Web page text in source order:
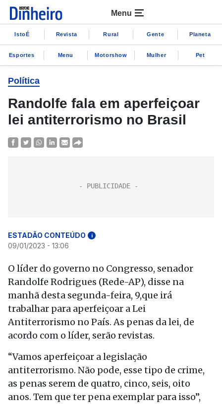
Menu
IstoÉ Revista Rural Gente Planeta
Esportes Menu Motorshow Mulher Pet
Política
Randolfe fala em aperfeiçoar
lei antiterrorismo no Brasil
ESTADÃO CONTEÚDO i
09/01/2023 - 13:06
O líder do governo no Congresso, senador
Randolfe Rodrigues (Rede-AP), disse na
manhã desta segunda-feira, 9,que irá
trabalhar para aperfeiçoar a Lei
Antiterrorismo no País. As penas da lei, de
acordo com o líder, serão revistas.
“Vamos aperfeiçoar a legislação
antiterrorismo. Não pode, esse tipo de crime,
as penas serem de quatro, cinco, seis, oito
anos. Tem que ter pena exemplar para isso”,